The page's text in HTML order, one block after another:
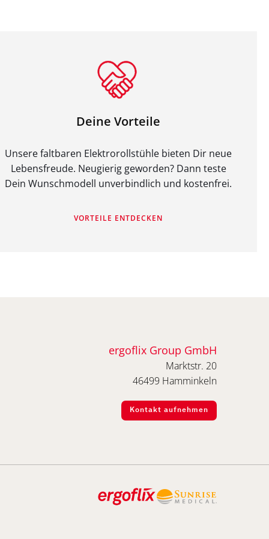
Deine Vorteile
Unsere faltbaren Elektrorollstühle bieten Dir neue
Lebensfreude. Neugierig geworden? Dann teste
Dein Wunschmodell unverbindlich und kostenfrei.
VORTEILE ENTDECKEN
ergoflix Group GmbH
Marktstr. 20
46499 Hamminkeln
Kontakt aufnehmen